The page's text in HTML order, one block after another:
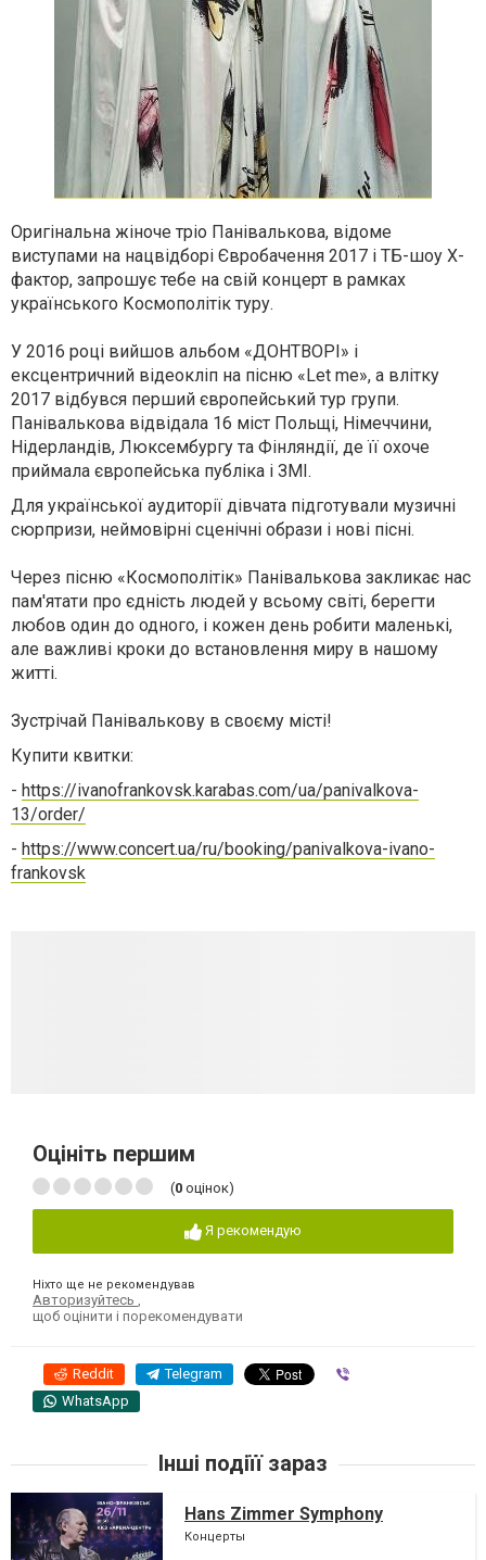
Оригінальна жіноче тріо Панівалькова, відоме
виступами на нацвідборі Євробачення 2017 і ТБ-шоу Х-
фактор, запрошує тебе на свій концерт в рамках
українського Космополітік туру.
У 2016 році вийшов альбом «ДОНТВОРІ» і
ексцентричний відеокліп на пісню «Let me», а влітку
2017 відбувся перший європейський тур групи.
Панівалькова відвідала 16 міст Польщі, Німеччини,
Нідерландів, Люксембургу та Фінляндії, де її охоче
приймала європейська публіка і ЗМІ.
Для української аудиторії дівчата підготували музичні
сюрпризи, неймовірні сценічні образи і нові пісні.
Через пісню «Космополітік» Панівалькова закликає нас
пам'ятати про єдність людей у всьому світі, берегти
любов один до одного, і кожен день робити маленькі,
але важливі кроки до встановлення миру в нашому
житті.
Зустрічай Панівалькову в своєму місті!
Купити квитки:
- https://ivanofrankovsk.karabas.com/ua/panivalkova-
13/order/
- https://www.concert.ua/ru/booking/panivalkova-ivano-
frankovsk
Оцініть першим
(0 оцінок)
Я рекомендую
Ніхто ще не рекомендував
Авторизуйтесь
щоб оцінити і порекомендувати
Reddit Telegram
WhatsApp
Інші подіїї зараз
Hans Zimmer Symphony
Концерты